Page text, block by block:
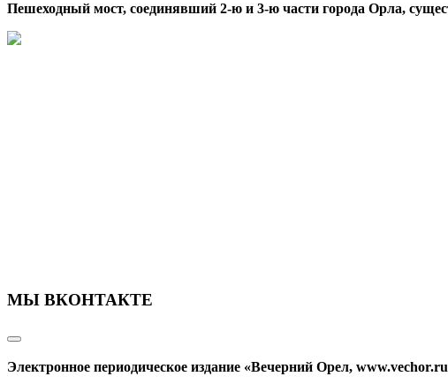
Пешеходный мост, соединявший 2-ю и 3-ю части города Орла,
МЫ ВКОНТАКТЕ
Электронное периодическое издание «Вечерний Орел,